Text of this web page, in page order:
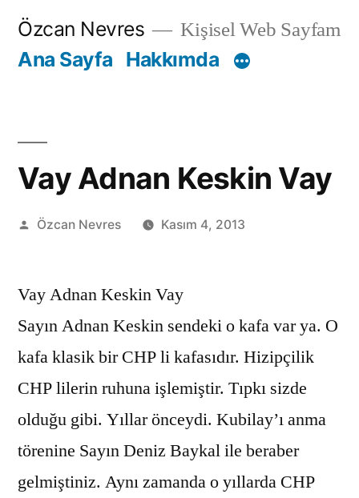
İçeriğe
Özcan Nevres Kişisel Web Sayfam
Ana Sayfa Hakkımda
Vay Adnan Keskin Vay
Gönderen:
Özcan Nevres Kasım 4, 2013
Vay Adnan Keskin Vay
Sayın Adnan Keskin sendeki o kafa var ya. O
kafa klasik bir CHP li kafasıdır. Hizipçilik
CHP lilerin ruhuna işlemiştir. Tıpkı sizde
olduğu gibi. Yıllar önceydi. Kubilay’ı anma
törenine Sayın Deniz Baykal ile beraber
gelmiştiniz. Aynı zamanda o yıllarda CHP